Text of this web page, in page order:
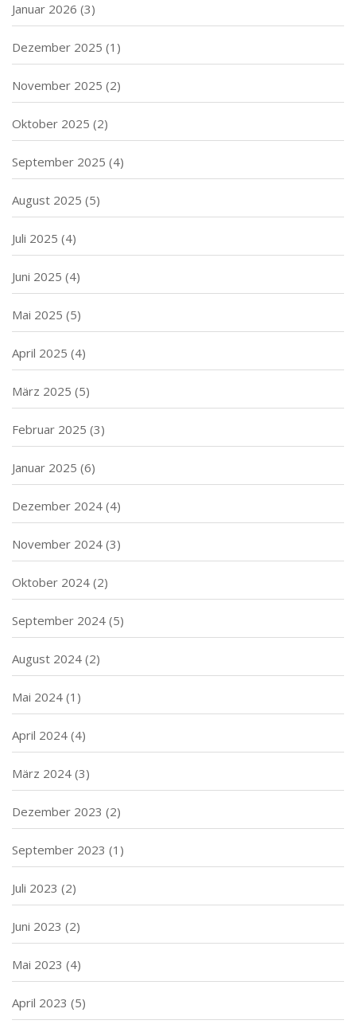
Januar 2026 (3)
Dezember 2025 (1)
November 2025 (2)
Oktober 2025 (2)
September 2025 (4)
August 2025 (5)
Juli 2025 (4)
Juni 2025 (4)
Mai 2025 (5)
April 2025 (4)
März 2025 (5)
Februar 2025 (3)
Januar 2025 (6)
Dezember 2024 (4)
November 2024 (3)
Oktober 2024 (2)
September 2024 (5)
August 2024 (2)
Mai 2024 (1)
April 2024 (4)
März 2024 (3)
Dezember 2023 (2)
September 2023 (1)
Juli 2023 (2)
Juni 2023 (2)
Mai 2023 (4)
April 2023 (5)